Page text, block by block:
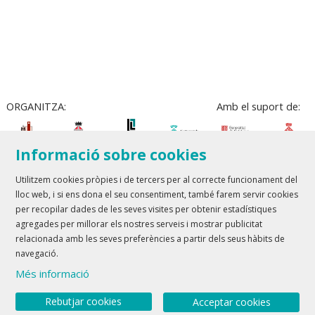
ORGANITZA: Amb el suport de:
Teatre Lloret de Mar| T 972 361 835
Teatre de Blanes| T 972 358 473
Sitemap Avís Legal Ús de Cookies Contactar
Link a youtube
Link a twitter
Informació sobre cookies
Utilitzem cookies pròpies i de tercers per al correcte funcionament del
lloc web, i si ens dona el seu consentiment, també farem servir cookies
per recopilar dades de les seves visites per obtenir estadístiques
agregades per millorar els nostres serveis i mostrar publicitat
relacionada amb les seves preferències a partir dels seus hàbits de
navegació.
Més informació
Acceptar cookies
Rebutjar cookies